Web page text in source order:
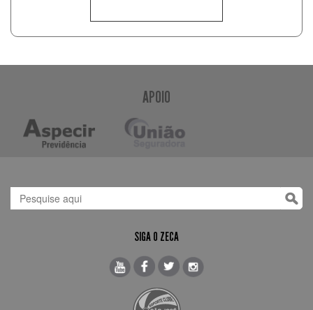
APOIO
SIGA O ZECA